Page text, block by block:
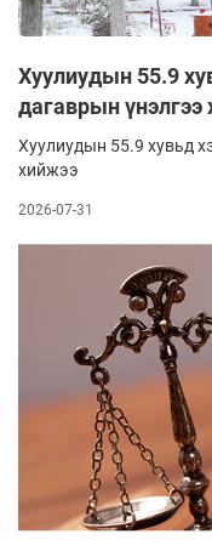
Хуулиудын 55.9
дагаврын үнэлгээ
Хуулиудын 55.9 хувьд
хийжээ
2026-07-31